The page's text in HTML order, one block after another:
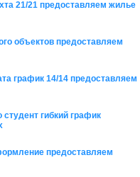
21/21 предоставляем жилье
объектов предоставляем
график 14/14 предоставляем
гибкий график
предоставляем